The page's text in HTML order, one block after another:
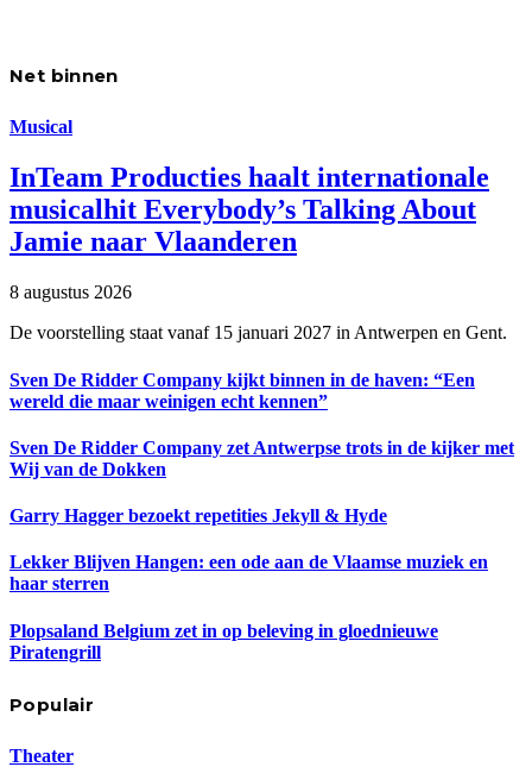
Net binnen
Musical
InTeam Producties haalt internationale
musicalhit Everybody’s Talking About
Jamie naar Vlaanderen
8 augustus 2026
De voorstelling staat vanaf 15 januari 2027 in Antwerpen en Gent.
Sven De Ridder Company kijkt binnen in de haven: “Een
wereld die maar weinigen echt kennen”
Sven De Ridder Company zet Antwerpse trots in de kijker met
Wij van de Dokken
Garry Hagger bezoekt repetities Jekyll & Hyde
Lekker Blijven Hangen: een ode aan de Vlaamse muziek en
haar sterren
Plopsaland Belgium zet in op beleving in gloednieuwe
Piratengrill
Populair
Theater